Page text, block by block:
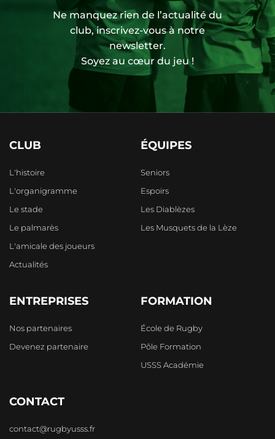
Ne manquez rien de l’actualité du
club, inscrivez-vous à notre
newsletter.
Soyez au cœur du jeu !
CLUB
L'histoire
L'organigramme
Le stade
Le palmarès
L'amicale des joueurs
Actualités
ÉQUIPES
Seniors
Espoirs
Les Diablèzes
Les Musquets de la Lèze
ENTREPRISES
Nos partenaires
Devenez partenaire
FORMATION
École de Rugby
Pôle Formation
USSS Académie
CONTACT
contact@rugbyusss.fr